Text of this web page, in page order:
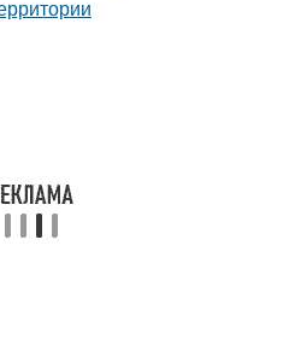
Площадка на участке